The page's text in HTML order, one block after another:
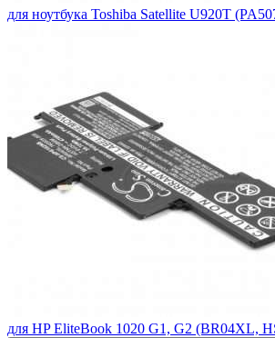
для ноутбука Toshiba Satellite U920T
для HP EliteBook 1020 G1, G2 (BR04XL,